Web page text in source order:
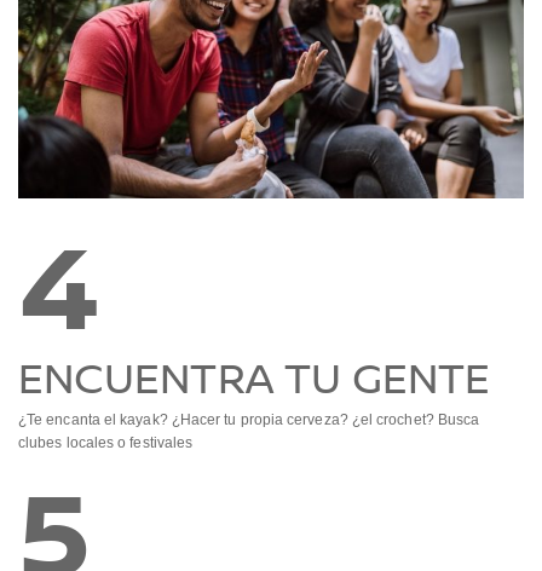
4
ENCUENTRA TU GENTE
¿Te encanta el kayak? ¿Hacer tu propia cerveza? ¿el crochet? Busca
clubes locales o festivales
5